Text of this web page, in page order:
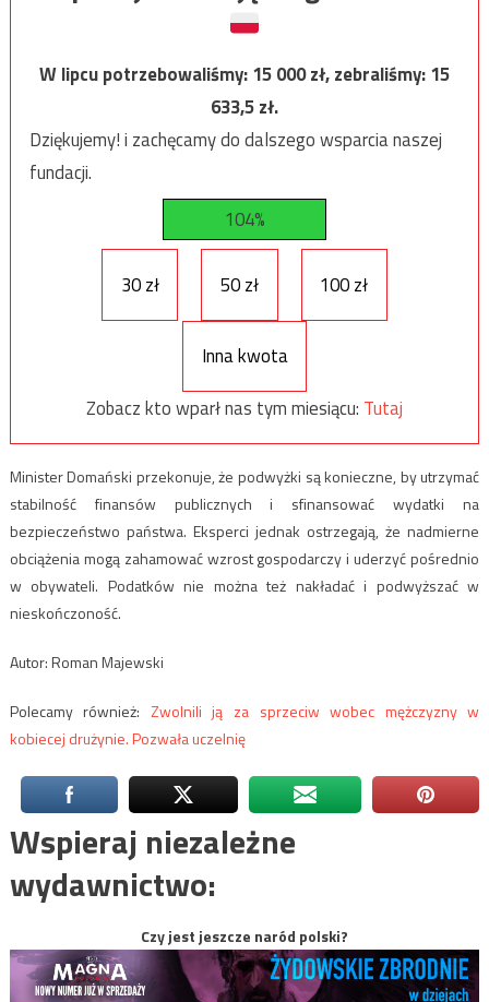
W lipcu potrzebowaliśmy:15 000zł, zebraliśmy:15
633,5zł.
Dziękujemy! i zachęcamy do dalszego wsparcia naszej
fundacji.
104%
30 zł 50 zł 100 zł
Inna kwota
Zobacz kto wparł nas tym miesiącu: Tutaj
Minister Domański przekonuje, że podwyżki są konieczne, by utrzymać
stabilność finansów publicznych i sfinansować wydatki na
bezpieczeństwo państwa. Eksperci jednak ostrzegają, że nadmierne
obciążenia mogą zahamować wzrost gospodarczy i uderzyć pośrednio
w obywateli. Podatków nie można też nakładać i podwyższać w
nieskończoność.
Autor: Roman Majewski
Polecamy również: Zwolnili ją za sprzeciw wobec mężczyzny w
kobiecej drużynie. Pozwała uczelnię
Wspieraj niezależne
wydawnictwo:
Czy jest jeszcze naród polski?